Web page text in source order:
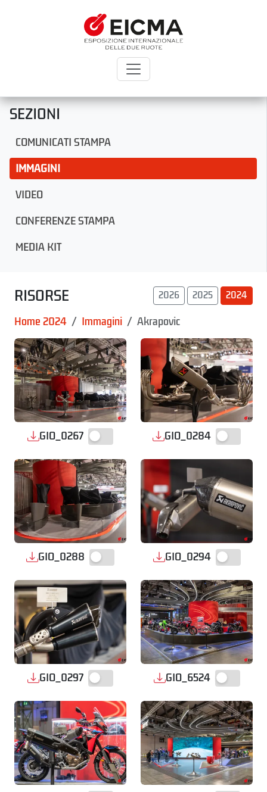
SEZIONI
COMUNICATI STAMPA
IMMAGINI
VIDEO
CONFERENZE STAMPA
MEDIA KIT
RISORSE 2026 2025 2024
Home 2024 Immagini Akrapovic
GIO_0267 GIO_0284
GIO_0288 GIO_0294
GIO_0297 GIO_6524